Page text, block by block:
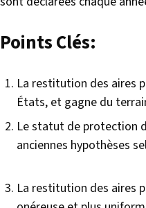
Points Clés:
La restitution des aires
États, et gagne du
Le statut de protection
anciennes hypothèses
La restitution des aires